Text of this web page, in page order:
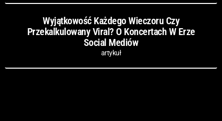
Wyjątkowość Każdego Wieczoru Czy
Przekalkulowany Viral? O Koncertach W Erze
Social Mediów
artykuł